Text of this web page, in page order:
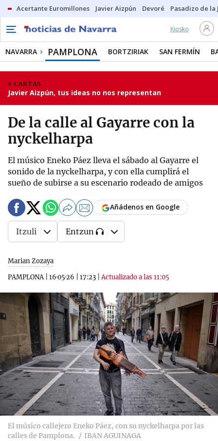
Acertante Euromillones Javier Aizpún Devoré Pasadizo de la
Kiosko
NAVARRA PAMPLONA BORTZIRIAK SAN FERMÍN
CARTAS
Javier Aizpún, tus ideas no nos representan
De la calle al Gayarre con la
nyckelharpa
El músico Eneko Páez lleva el sábado al Gayarre el
sonido de la nyckelharpa, y con ella cumplirá el
sueño de subirse a su escenario rodeado de amigos
Marian Zozaya
PAMPLONA| 16·05·26 17:23 |Actualizado a las 11:05
Añádenos en Google
Itzuli Entzun
El músico callejero Eneko Páez, con su nyckelharpa por las
calles de Pamplona.
IBAN AGUINAGA